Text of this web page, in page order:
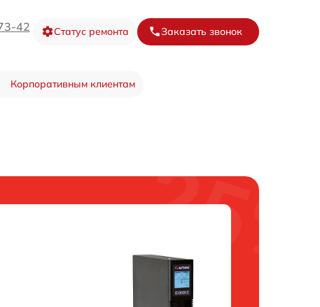
42 Статус ремонта Заказать звонок
Корпоративным клиентам